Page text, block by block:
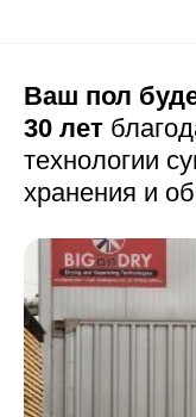
Ваш пол
30 лет
технологии
хранения и